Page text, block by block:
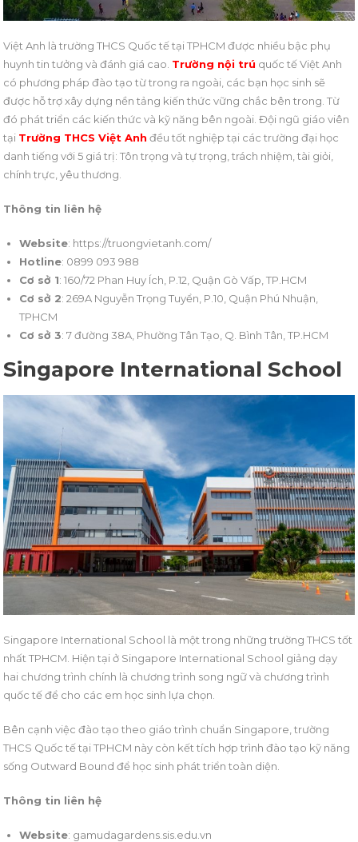
Việt Anh là trường THCS Quốc tế tại TPHCM được nhiều bậc phụ
huynh tin tưởng và đánh giá cao. Trường nội trú quốc tế Việt Anh
có phương pháp đào tạo từ trong ra ngoài, các bạn học sinh sẽ
được hỗ trợ xây dựng nền tảng kiến thức vững chắc bên trong. Từ
đó phát triển các kiến thức và kỹ năng bên ngoài. Đội ngũ giáo viên
tại Trường THCS Việt Anh đều tốt nghiệp tại các trường đại học
danh tiếng với 5 giá trị: Tôn trọng và tự trọng, trách nhiệm, tài giỏi,
chính trực, yêu thương.
Thông tin liên hệ
Website: https://truongvietanh.com/
Hotline: 0899 093 988
Cơ sở 1: 160/72 Phan Huy Ích, P.12, Quận Gò Vấp, TP.HCM
Cơ sở 2: 269A Nguyễn Trọng Tuyển, P.10, Quận Phú Nhuận,
TPHCM
Cơ sở 3: 7 đường 38A, Phường Tân Tạo, Q. Bình Tân, TP.HCM
Singapore International School
Singapore International School là một trong những trường THCS tốt
nhất TPHCM. Hiện tại ở Singapore International School giảng dạy
hai chương trình chính là chương trình song ngữ và chương trình
quốc tế để cho các em học sinh lựa chọn.
Bên cạnh việc đào tạo theo giáo trình chuẩn Singapore, trường
THCS Quốc tế tại TPHCM này còn kết tích hợp trình đào tạo kỹ năng
sống Outward Bound để học sinh phát triển toàn diện.
Thông tin liên hệ
Website: gamudagardens.sis.edu.vn